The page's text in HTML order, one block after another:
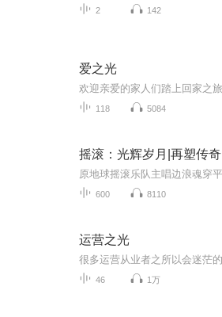
2 142
爱之光
118 5084
摇滚：光辉岁月|再塑传奇
600 8110
运营之光
46 1万